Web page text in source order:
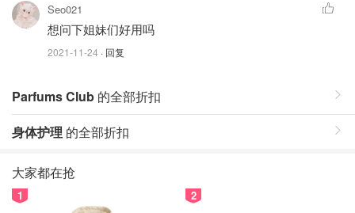
Seo021
想问下姐妹们好用吗
2021-11-24 · 回复
Parfums Club 的全部折扣
身体护理 的全部折扣
大家都在抢
1 2